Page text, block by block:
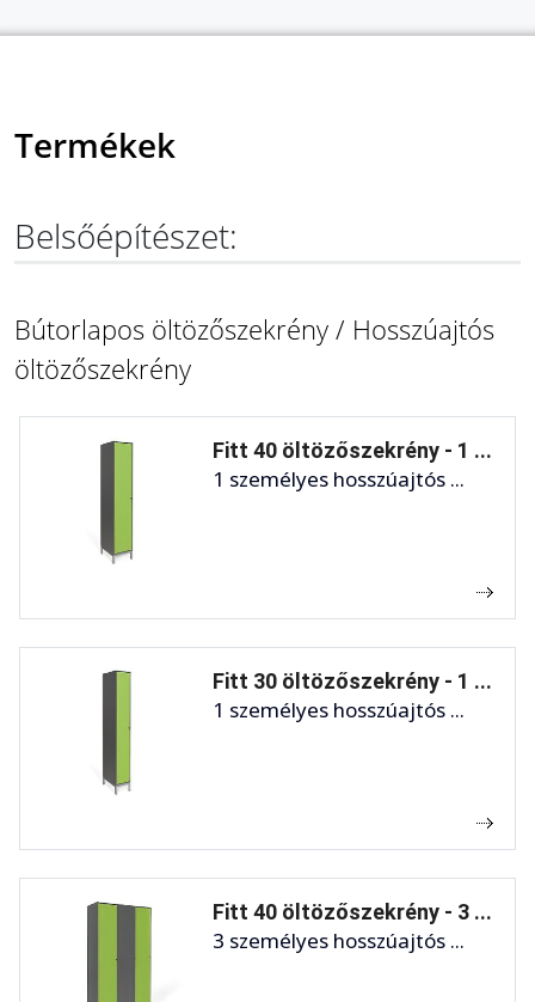
Termékek
Belsőépítészet:
Bútorlapos öltözőszekrény / Hosszúajtós
öltözőszekrény
Fitt 40 öltözőszekrény - 1 ...
1 személyes hosszúajtós ...
Fitt 30 öltözőszekrény - 1 ...
1 személyes hosszúajtós ...
Fitt 40 öltözőszekrény - 3 ...
3 személyes hosszúajtós ...